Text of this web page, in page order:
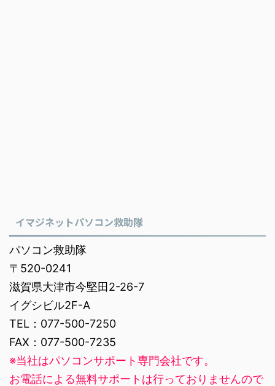
イマジネットパソコン救助隊
パソコン救助隊
〒520-0241
滋賀県大津市今堅田2-26-7
イグシビル2F-A
TEL：077-500-7250
FAX：077-500-7235
※当社はパソコンサポート専門会社です。
お電話による無料サポートは行っておりませんので